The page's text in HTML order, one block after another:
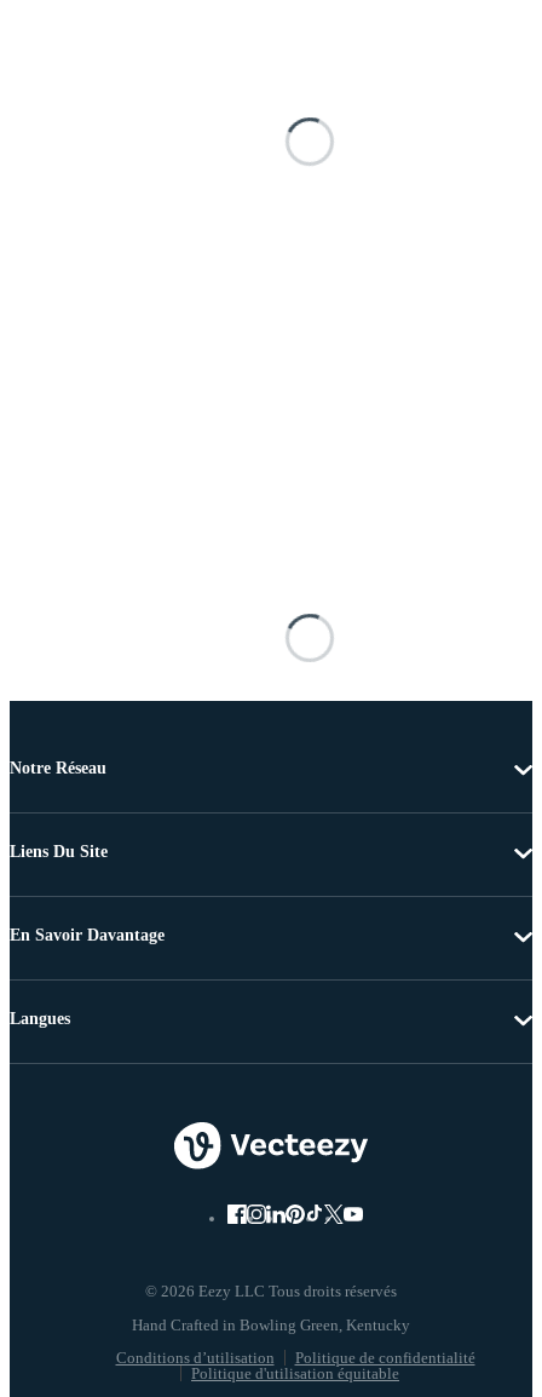
Notre Réseau
Liens Du Site
En Savoir Davantage
© 2026 Eezy LLC Tous droits réservés
Conditions d’utilisation
Politique de confidentialité
Politique d'utilisation équitable
Langues